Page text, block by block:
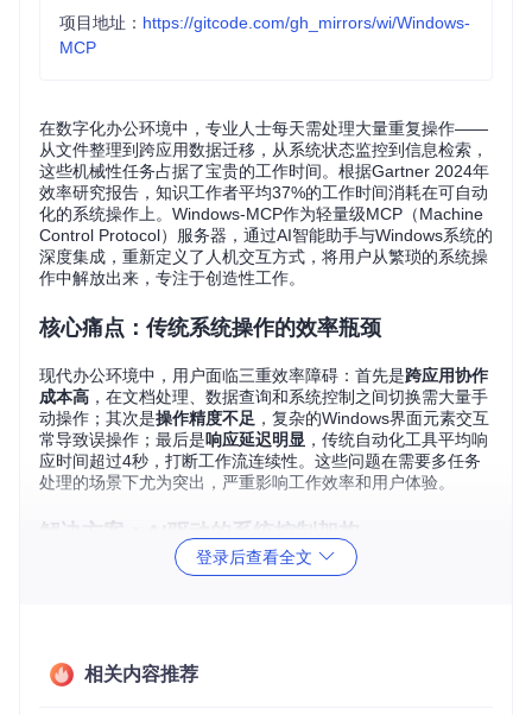
项目地址： https://gitcode.com/gh_mirrors/wi/Windows-
MCP
在数字化办公环境中，专业人士每天需处理大量重复操作——
从文件整理到跨应用数据迁移，从系统状态监控到信息检索，
这些机械性任务占据了宝贵的工作时间。根据Gartner 2024年
效率研究报告，知识工作者平均37%的工作时间消耗在可自动
化的系统操作上。Windows-MCP作为轻量级MCP（Machine
Control Protocol）服务器，通过AI智能助手与Windows系统的
深度集成，重新定义了人机交互方式，将用户从繁琐的系统操
作中解放出来，专注于创造性工作。
核心痛点：传统系统操作的效率瓶颈
现代办公环境中，用户面临三重效率障碍：首先是跨应用协作
成本高 ，在文档处理、数据查询和系统控制之间切换需大量手
动操作；其次是操作精度不足 ，复杂的Windows界面元素交互
常导致误操作；最后是响应延迟明显 ，传统自动化工具平均响
应时间超过4秒，打断工作流连续性。这些问题在需要多任务
处理的场景下尤为突出，严重影响工作效率和用户体验。
解决方案：AI驱动的系统控制架构
Windows-MCP采用模块化设计，通过Python 3.13+构建核心
登录后查看全文
相关内容推荐